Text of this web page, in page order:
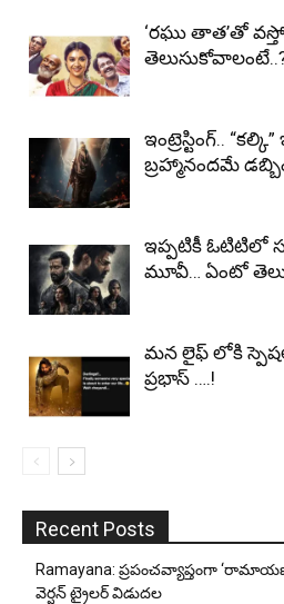
‘రఘు తాత’తో
ఇంట్రెస్టింగ్..
బ్రహ్మానందమే
ఇప్పటికీ ఓటిటిలో
మూవీ… ఏంటో
మన లైఫ్ లోకి స్పెషల్
ప్రభాస్ ….!
Recent Posts
Ramayana: ప్రపంచవ్యాప్తంగా
వెర్షన్ ట్రైలర్ విడుదల